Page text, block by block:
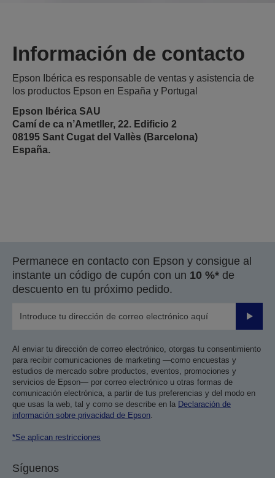
Información de contacto
Epson Ibérica es responsable de ventas y asistencia de
los productos Epson en España y Portugal
Epson Ibérica SAU
Camí de ca n’Ametller, 22. Edificio 2
08195 Sant Cugat del Vallès (Barcelona)
España.
Permanece en contacto con Epson y consigue al
instante un código de cupón con un 10 %* de
descuento en tu próximo pedido.
Enviar
Al enviar tu dirección de correo electrónico, otorgas tu consentimiento
para recibir comunicaciones de marketing —como encuestas y
estudios de mercado sobre productos, eventos, promociones y
servicios de Epson— por correo electrónico u otras formas de
comunicación electrónica, a partir de tus preferencias y del modo en
que usas la web, tal y como se describe en la Declaración de
información sobre privacidad de Epson.
*Se aplican restricciones
Síguenos